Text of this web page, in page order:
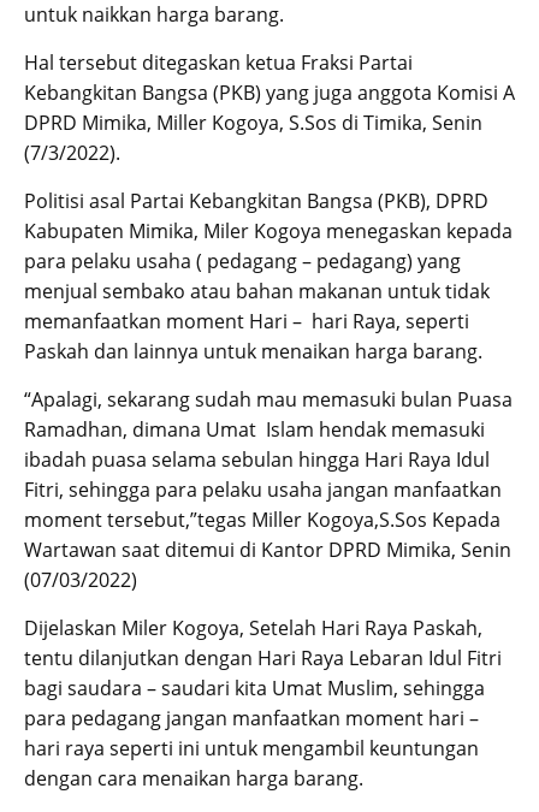
untuk naikkan harga barang.
Hal tersebut ditegaskan ketua Fraksi Partai
Kebangkitan Bangsa (PKB) yang juga anggota Komisi A
DPRD Mimika, Miller Kogoya, S.Sos di Timika, Senin
(7/3/2022).
Politisi asal Partai Kebangkitan Bangsa (PKB), DPRD
Kabupaten Mimika, Miler Kogoya menegaskan kepada
para pelaku usaha ( pedagang – pedagang) yang
menjual sembako atau bahan makanan untuk tidak
memanfaatkan moment Hari – hari Raya, seperti
Paskah dan lainnya untuk menaikan harga barang.
“Apalagi, sekarang sudah mau memasuki bulan Puasa
Ramadhan, dimana Umat Islam hendak memasuki
ibadah puasa selama sebulan hingga Hari Raya Idul
Fitri, sehingga para pelaku usaha jangan manfaatkan
moment tersebut,”tegas Miller Kogoya,S.Sos Kepada
Wartawan saat ditemui di Kantor DPRD Mimika, Senin
(07/03/2022)
Dijelaskan Miler Kogoya, Setelah Hari Raya Paskah,
tentu dilanjutkan dengan Hari Raya Lebaran Idul Fitri
bagi saudara – saudari kita Umat Muslim, sehingga
para pedagang jangan manfaatkan moment hari –
hari raya seperti ini untuk mengambil keuntungan
dengan cara menaikan harga barang.